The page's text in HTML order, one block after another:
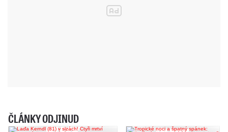
ČLÁNKY ODJINUD